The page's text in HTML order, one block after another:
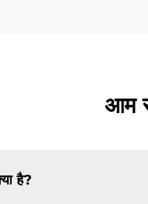
आम
है?